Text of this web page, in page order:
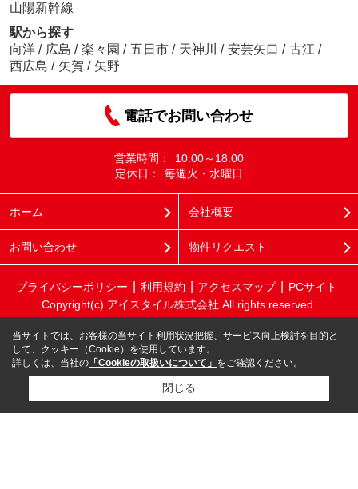
山陽新幹線
駅から探す
向洋 / 広島 / 楽々園 / 五日市 / 天神川 / 安芸矢口 / 古江 /
西広島 / 矢賀 / 矢野
電話でお問い合わせ
営業時間：
10:00～18:00
定休日：
毎週火・水曜日
ホーム 会社概要
お問い合わせ 物件リクエスト
プライバシーポリシー 利用規約 アクセスマップ
PCサイト
Copyright(c) アイスタイル株式会社 All rights reserved.
当サイトでは、お客様の当サイト利用状況把握、サービス向上検討を目的と
して、クッキー（Cookie）を使用しています。
詳しくは、当社の 「Cookieの取扱いについて」 をご確認ください。
閉じる